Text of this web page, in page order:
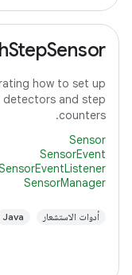
how to set up
detectors and step
counters.
Sensor
SensorEvent
SensorManager
أدوات الاستشعار Java